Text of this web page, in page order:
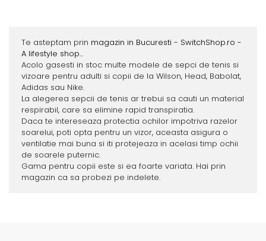
Te asteptam prin magazin in Bucuresti - SwitchShop.ro -
A lifestyle shop...
Acolo gasesti in stoc multe modele de sepci de tenis si
vizoare pentru adulti si copii de la Wilson, Head, Babolat,
Adidas sau Nike.
La alegerea sepcii de tenis ar trebui sa cauti un material
respirabil, care sa elimine rapid transpiratia.
Daca te intereseaza protectia ochilor impotriva razelor
soarelui, poti opta pentru un vizor, aceasta asigura o
ventilatie mai buna si iti protejeaza in acelasi timp ochii
de soarele puternic.
Gama pentru copii este si ea foarte variata. Hai prin
magazin ca sa probezi pe indelete.